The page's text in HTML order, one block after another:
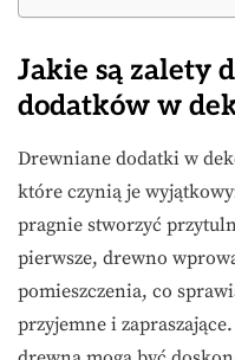
Jakie są zalety
dodatków w
Drewniane dodatki w
które czynią je
pragnie stworzyć
pierwsze, drewno
pomieszczenia, co
przyjemne i